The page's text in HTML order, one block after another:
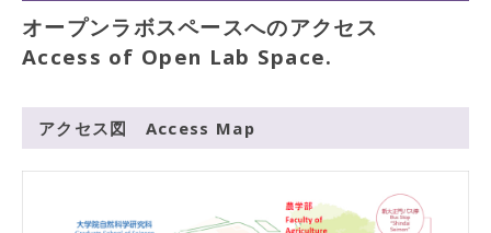
オープンラボスペースへのアクセス
Access of Open Lab Space.
アクセス図 Access Map